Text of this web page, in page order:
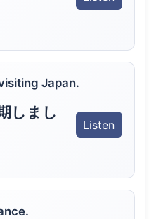
Japan.
しまし
Listen